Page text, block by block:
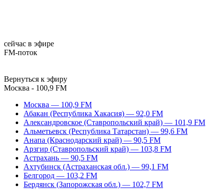
сейчас в эфире
FM-поток
Вернуться к эфиру
Москва - 100,9 FM
Москва — 100,9 FM
Абакан (Республика Хакасия) — 92,0 FM
Александровское (Ставропольский край) — 101,9 FM
Альметьевск (Республика Татарстан) — 99,6 FM
Анапа (Краснодарский край) — 90,5 FM
Арзгир (Ставропольский край) — 103,8 FM
Астрахань — 90,5 FM
Ахтубинск (Астраханская обл.) — 99,1 FM
Белгород — 103,2 FM
Бердянск (Запорожская обл.) — 102,7 FM